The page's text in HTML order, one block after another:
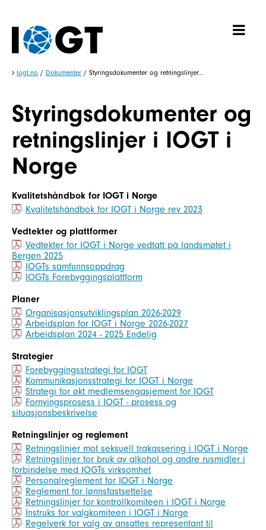
Iogt.no / Dokumenter / Styringsdokumenter og retningslinjer...
Styringsdokumenter og
retningslinjer i IOGT i
Norge
Kvalitetshåndbok for IOGT i Norge
Kvalitetshåndbok for IOGT i Norge rev 2023
Vedtekter og plattformer
Vedtekter for IOGT i Norge vedtatt på landsmøtet i
Bergen 2025
IOGTs samfunnsoppdrag
IOGTs Forebyggingsplattform
Planer
Organisasjonsutviklingsplan 2026-2029
Arbeidsplan for IOGT i Norge 2026-2027
Arbeidsplan 2024 - 2025 Endelig
Strategier
Forebyggingsstrategi for IOGT
Kommunikasjonsstrategi for IOGT i Norge
Strategi for økt medlemsengasjement for IOGT
Fornyingsprosess i IOGT - prosess og
situasjonsbeskrivelse
Retningslinjer og reglement
Retningslinjer mot seksuell trakassering i IOGT i Norge
Retningslinjer for bruk av alkohol og andre rusmidler i
forbindelse med IOGTs virksomhet
Personalreglement for IOGT i Norge
Reglement for lønnsfastsettelse
Retningslinjer for kontrollkomiteen i IOGT i Norge
Instruks for valgkomiteen i IOGT i Norge
Regelverk for valg av ansattes representant til